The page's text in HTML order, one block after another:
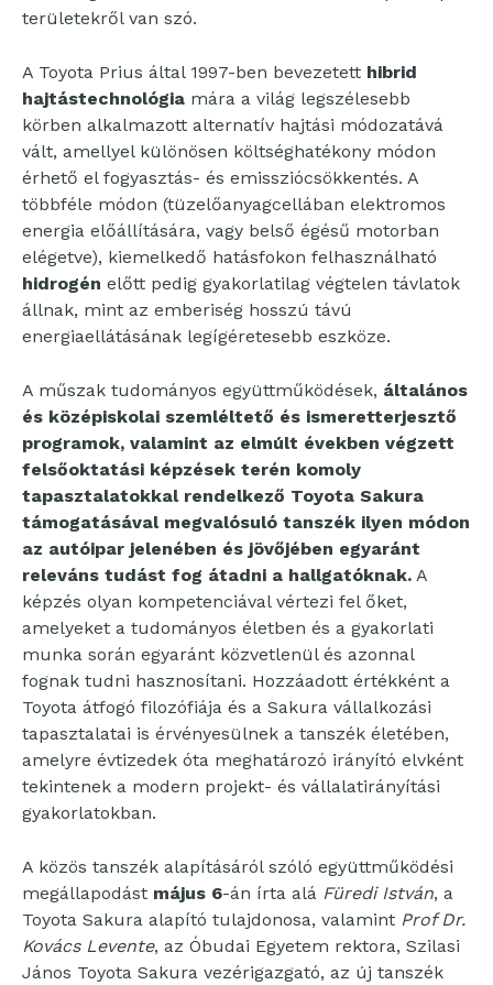
területekről van szó.
A Toyota Prius által 1997-ben bevezetett hibrid
hajtástechnológia mára a világ legszélesebb
körben alkalmazott alternatív hajtási módozatává
vált, amellyel különösen költséghatékony módon
érhető el fogyasztás- és emissziócsökkentés. A
többféle módon (tüzelőanyagcellában elektromos
energia előállítására, vagy belső égésű motorban
elégetve), kiemelkedő hatásfokon felhasználható
hidrogén előtt pedig gyakorlatilag végtelen távlatok
állnak, mint az emberiség hosszú távú
energiaellátásának legígéretesebb eszköze.
A műszak tudományos együttműködések, általános
és középiskolai szemléltető és ismeretterjesztő
programok, valamint az elmúlt években végzett
felsőoktatási képzések terén komoly
tapasztalatokkal rendelkező Toyota Sakura
támogatásával megvalósuló tanszék ilyen módon
az autóipar jelenében és jövőjében egyaránt
releváns tudást fog átadni a hallgatóknak. A
képzés olyan kompetenciával vértezi fel őket,
amelyeket a tudományos életben és a gyakorlati
munka során egyaránt közvetlenül és azonnal
fognak tudni hasznosítani. Hozzáadott értékként a
Toyota átfogó filozófiája és a Sakura vállalkozási
tapasztalatai is érvényesülnek a tanszék életében,
amelyre évtizedek óta meghatározó irányító elvként
tekintenek a modern projekt- és vállalatirányítási
gyakorlatokban.
A közös tanszék alapításáról szóló együttműködési
megállapodást május 6-án írta alá Füredi István, a
Toyota Sakura alapító tulajdonosa, valamint Prof Dr.
Kovács Levente, az Óbudai Egyetem rektora, Szilasi
János Toyota Sakura vezérigazgató, az új tanszék